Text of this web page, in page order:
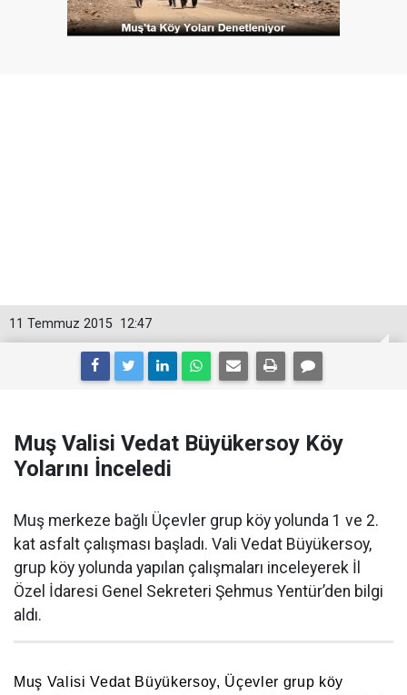
12:47
11 Temmuz 2015
Muş Valisi Vedat Büyükersoy Köy
Yolarını İnceledi
Muş merkeze bağlı Üçevler grup köy yolunda 1 ve 2.
kat asfalt çalışması başladı. Vali Vedat Büyükersoy,
grup köy yolunda yapılan çalışmaları inceleyerek İl
Özel İdaresi Genel Sekreteri Şehmus Yentür’den bilgi
aldı.
Muş Valisi Vedat Büyükersoy, Üçevler grup köy